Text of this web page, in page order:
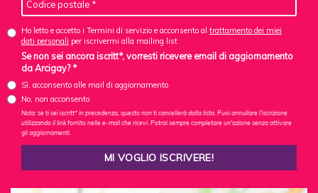
Ho letto e accetto i Termini di servizio e acconsento al trattamento dei miei
dati personali per iscrivermi alla mailing list
Se non sei ancora iscritt*, vorresti ricevere email di aggiornamento
da Arcigay? *
Sì, acconsento alle mail di aggiornamento
No, non acconsento
Nota: se ti sei iscritt* in precedenza, questo non ti cancellerà dalla lista. Puoi annullare l'iscrizione
utilizzando il link fornito nelle e-mail che ricevi. Potrai sempre completare un'azione senza attivare
gli aggiornamenti.